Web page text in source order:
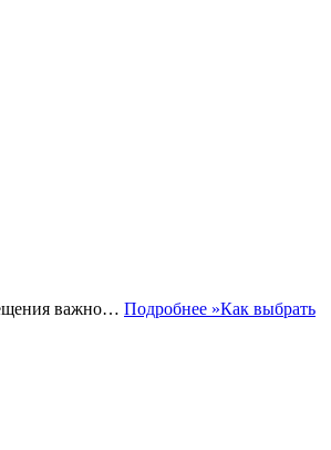
важно… Подробнее »Как выбрать